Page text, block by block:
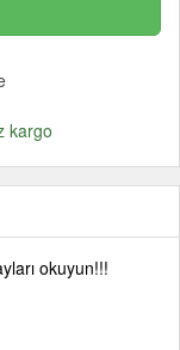
kargo
okuyun!!!